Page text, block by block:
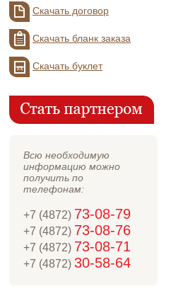
Скачать договор
Скачать бланк заказа
Скачать буклет
Всю необходимую
информацию можно
получить по
телефонам:
+7 (4872) 73-08-79
+7 (4872) 73-08-76
+7 (4872) 73-08-71
+7 (4872) 30-58-64